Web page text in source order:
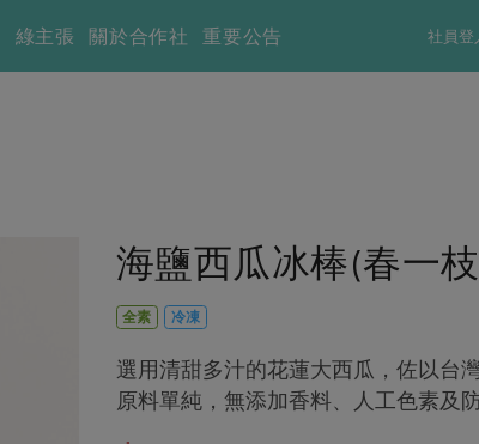
社員登
綠主張 關於合作社 重要公告
海鹽西瓜冰棒(春一
全素 冷凍
選用清甜多汁的花蓮大西瓜，佐以台
原料單純，無添加香料、人工色素及